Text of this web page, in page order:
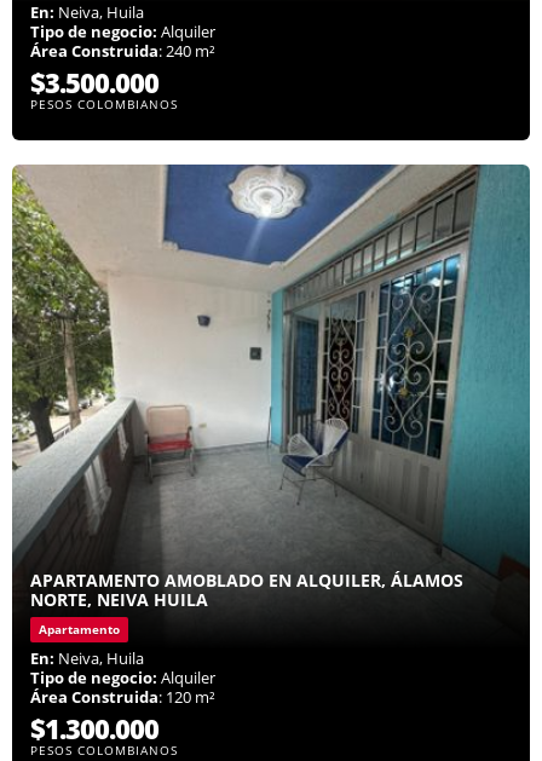
En: Neiva, Huila
Tipo de negocio: Alquiler
Área Construida: 240 m²
$3.500.000
PESOS COLOMBIANOS
APARTAMENTO AMOBLADO EN ALQUILER, ÁLAMOS
NORTE, NEIVA HUILA
Apartamento
En: Neiva, Huila
Tipo de negocio: Alquiler
Área Construida: 120 m²
$1.300.000
PESOS COLOMBIANOS